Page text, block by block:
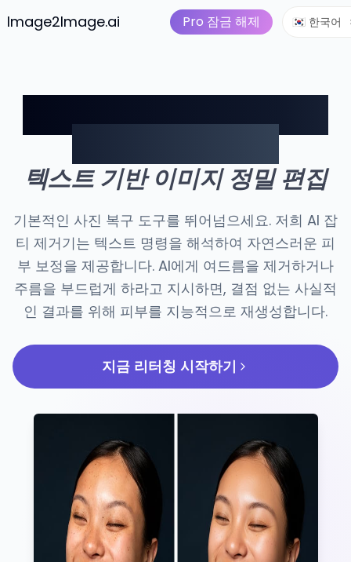
Image2Image.ai
도구 AI 이미지 스위트 이미지를 비디오로 가격
Pro 잠금 해제 🇰🇷 한국어
AI 기반 잡티 제거: 입력만
텍스트 기반 이미지 정밀 편집
기본적인 사진 복구 도구를 뛰어넘으세요. 저희 AI 잡
티 제거기는 텍스트 명령을 해석하여 자연스러운 피
부 보정을 제공합니다. AI에게 여드름을 제거하거나
주름을 부드럽게 하라고 지시하면, 결점 없는 사실적
인 결과를 위해 피부를 지능적으로 재생성합니다.
지금 리터칭 시작하기